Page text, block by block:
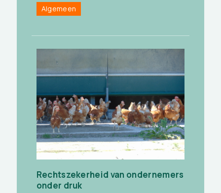
Algemeen
Rechtszekerheid van ondernemers
onder druk